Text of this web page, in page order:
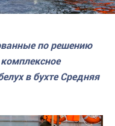
по решению
в бухте Средняя